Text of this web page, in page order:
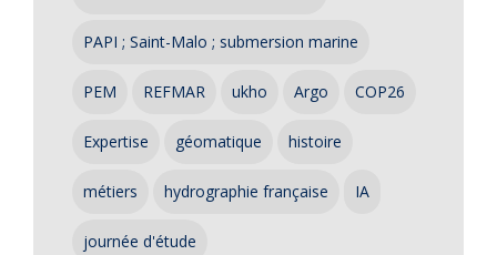
PAPI ; Saint-Malo ; submersion marine
PEM REFMAR ukho Argo COP26
Expertise géomatique histoire
métiers hydrographie française IA
journée d'étude